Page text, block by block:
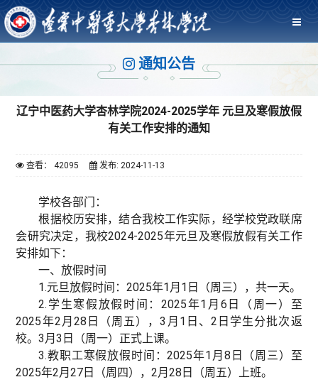
通知公告
辽宁中医药大学杏林学院2024-2025学年 元旦及寒假放假
有关工作安排的通知
查看： 42095 发布: 2024-11-13
学校各部门：
根据校历安排，结合我校工作实际，经学校党政联席
会研究决定，我校2024-2025年元旦及寒假放假有关工作
安排如下：
一、放假时间
1.元旦放假时间：2025年1月1日（周三），共一天。
2.学生寒假放假时间：2025年1月6日（周一）至
2025年2月28日（周五），3月1日、2日学生分批次返
校。3月3日（周一）正式上课。
3.教职工寒假放假时间：2025年1月8日（周三）至
2025年2月27日（周四），2月28日（周五）上班。